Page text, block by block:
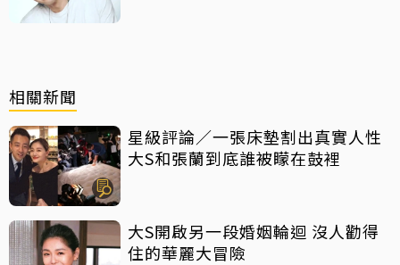
相關新聞
星級評論／一張床墊割出真實人性
大S和張蘭到底誰被矇在鼓裡
大S開啟另一段婚姻輪迴 沒人勸得
住的華麗大冒險